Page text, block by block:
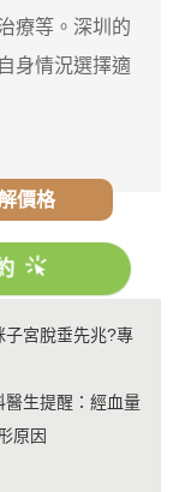
療等。深圳的
身情況選擇適
價格
子宮脫垂先兆?專
生提醒：經血量
原因